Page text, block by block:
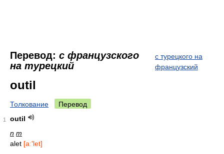
Перевод: с французского
на турецкий
с турецкого на
французский
outil
Толкование Перевод
1
outil
n m
alet [aː'let]